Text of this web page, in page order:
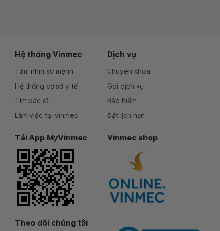
Hệ thống Vinmec
Tầm nhìn sứ mệnh
Hệ thống cơ sở y tế
Tìm bác sĩ
Làm việc tại Vinmec
Dịch vụ
Chuyên khoa
Gói dịch vụ
Bảo hiểm
Đặt lịch hẹn
Tải App MyVinmec Vinmec shop
Theo dõi chúng tôi